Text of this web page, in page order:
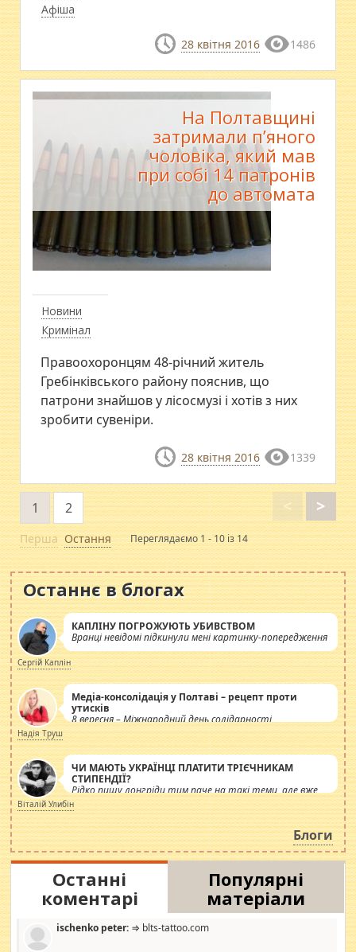
Афіша
28 квітня 2016 1486
Новини
Кримінал
На Полтавщині
затримали п’яного
чоловіка, який мав
при собі 14 патронів
до автомата
Правоохоронцям 48-річний житель
Гребінківського району пояснив, що
патрони знайшов у лісосмузі і хотів з них
зробити сувеніри.
28 квітня 2016 1339
Перша
<
1 2 >
Остання Переглядаємо 1 - 10 із 14
Останнє в блогах
КАПЛІНУ ПОГРОЖУЮТЬ УБИВСТВОМ
Вранці невідомі підкинули мені картинку-попередження
Сергій Каплін
Медіа-консолідація у Полтаві – рецепт проти
утисків
8 вересня – Міжнародний день солідарності
журналістів.
Надія Труш
ЧИ МАЮТЬ УКРАЇНЦІ ПЛАТИТИ ТРІЄЧНИКАМ
СТИПЕНДІЇ?
Рідко пишу лонгріди тим паче на такі теми, але вже
просто дістало! Обурюють сьогоднішні інсенуації
навколо стипендіального питання. Штучно
роздувається ще одна соціальна катастрофа.
Віталій Улибін
Блоги
Останні
коментарі
Популярні
матеріали
ischenko peter: ⇒ blts-tattoo.com